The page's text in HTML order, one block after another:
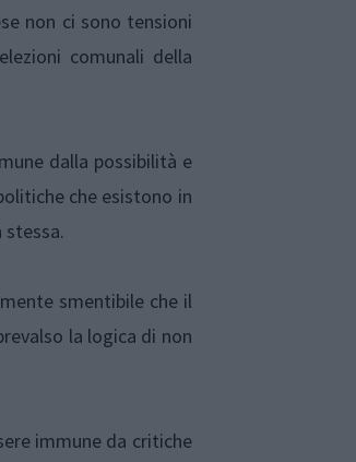
non ci sono tensioni
comunali della
dalla possibilità e
che esistono in
smentibile che il
la logica di non
immune da critiche